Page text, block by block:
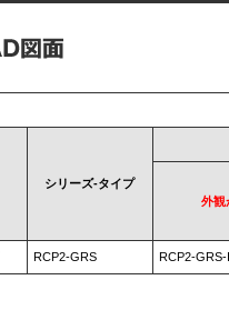
シリーズ-タイプ
外観
RCP2-GRS RCP2-